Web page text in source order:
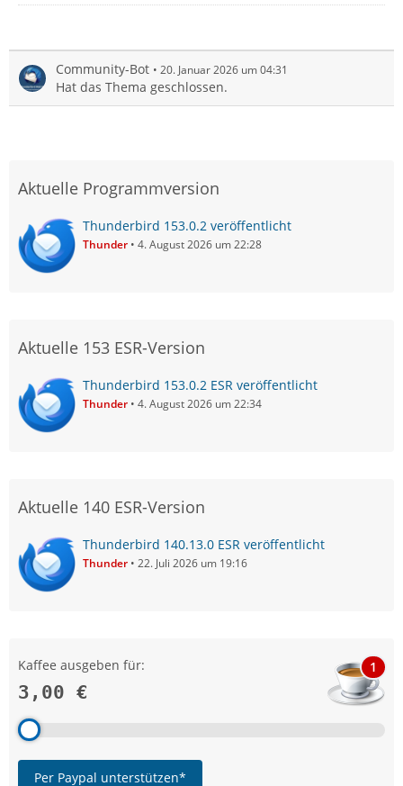
Community-Bot 20. Januar 2026 um 04:31
Hat das Thema geschlossen.
Aktuelle Programmversion
Thunderbird 153.0.2 veröffentlicht
Thunder 4. August 2026 um 22:28
Aktuelle 153 ESR-Version
Thunderbird 153.0.2 ESR veröffentlicht
Thunder 4. August 2026 um 22:34
Aktuelle 140 ESR-Version
Thunderbird 140.13.0 ESR veröffentlicht
Thunder 22. Juli 2026 um 19:16
Kaffee ausgeben für:
3,00 €
1
Per Paypal unterstützen*